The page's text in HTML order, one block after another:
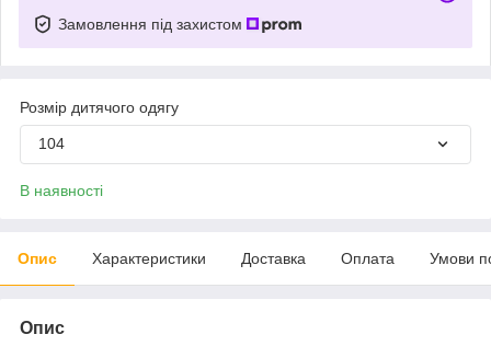
Замовлення під захистом
Розмір дитячого одягу
104
В наявності
Опис Характеристики Доставка Оплата Умови
Опис